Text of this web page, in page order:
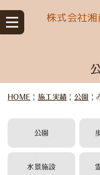
株式会社
HOME | 施工実績 | 公園 |
公園
水景施設